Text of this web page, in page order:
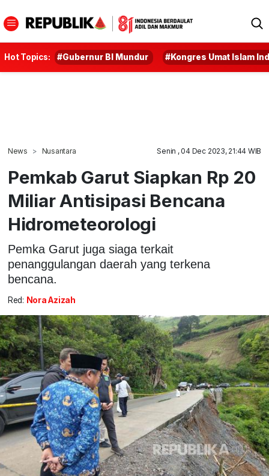
Hot Topics: #Gubernur BI Mundur #Kongres Umat Islam
News Nusantara Senin , 04 Dec 2023, 21:44 WIB
Pemkab Garut Siapkan Rp 20
Miliar Antisipasi Bencana
Hidrometeorologi
Pemka Garut juga siaga terkait
penanggulangan daerah yang terkena
bencana.
Red: Nora Azizah